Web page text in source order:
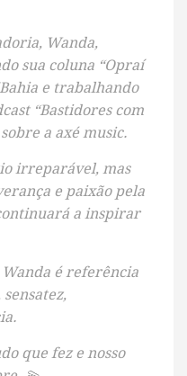
Wanda,
sua coluna “Opraí
e trabalhando
“Bastidores com
a axé music.
irreparável, mas
e paixão pela
a inspirar
é referência
que fez e nosso